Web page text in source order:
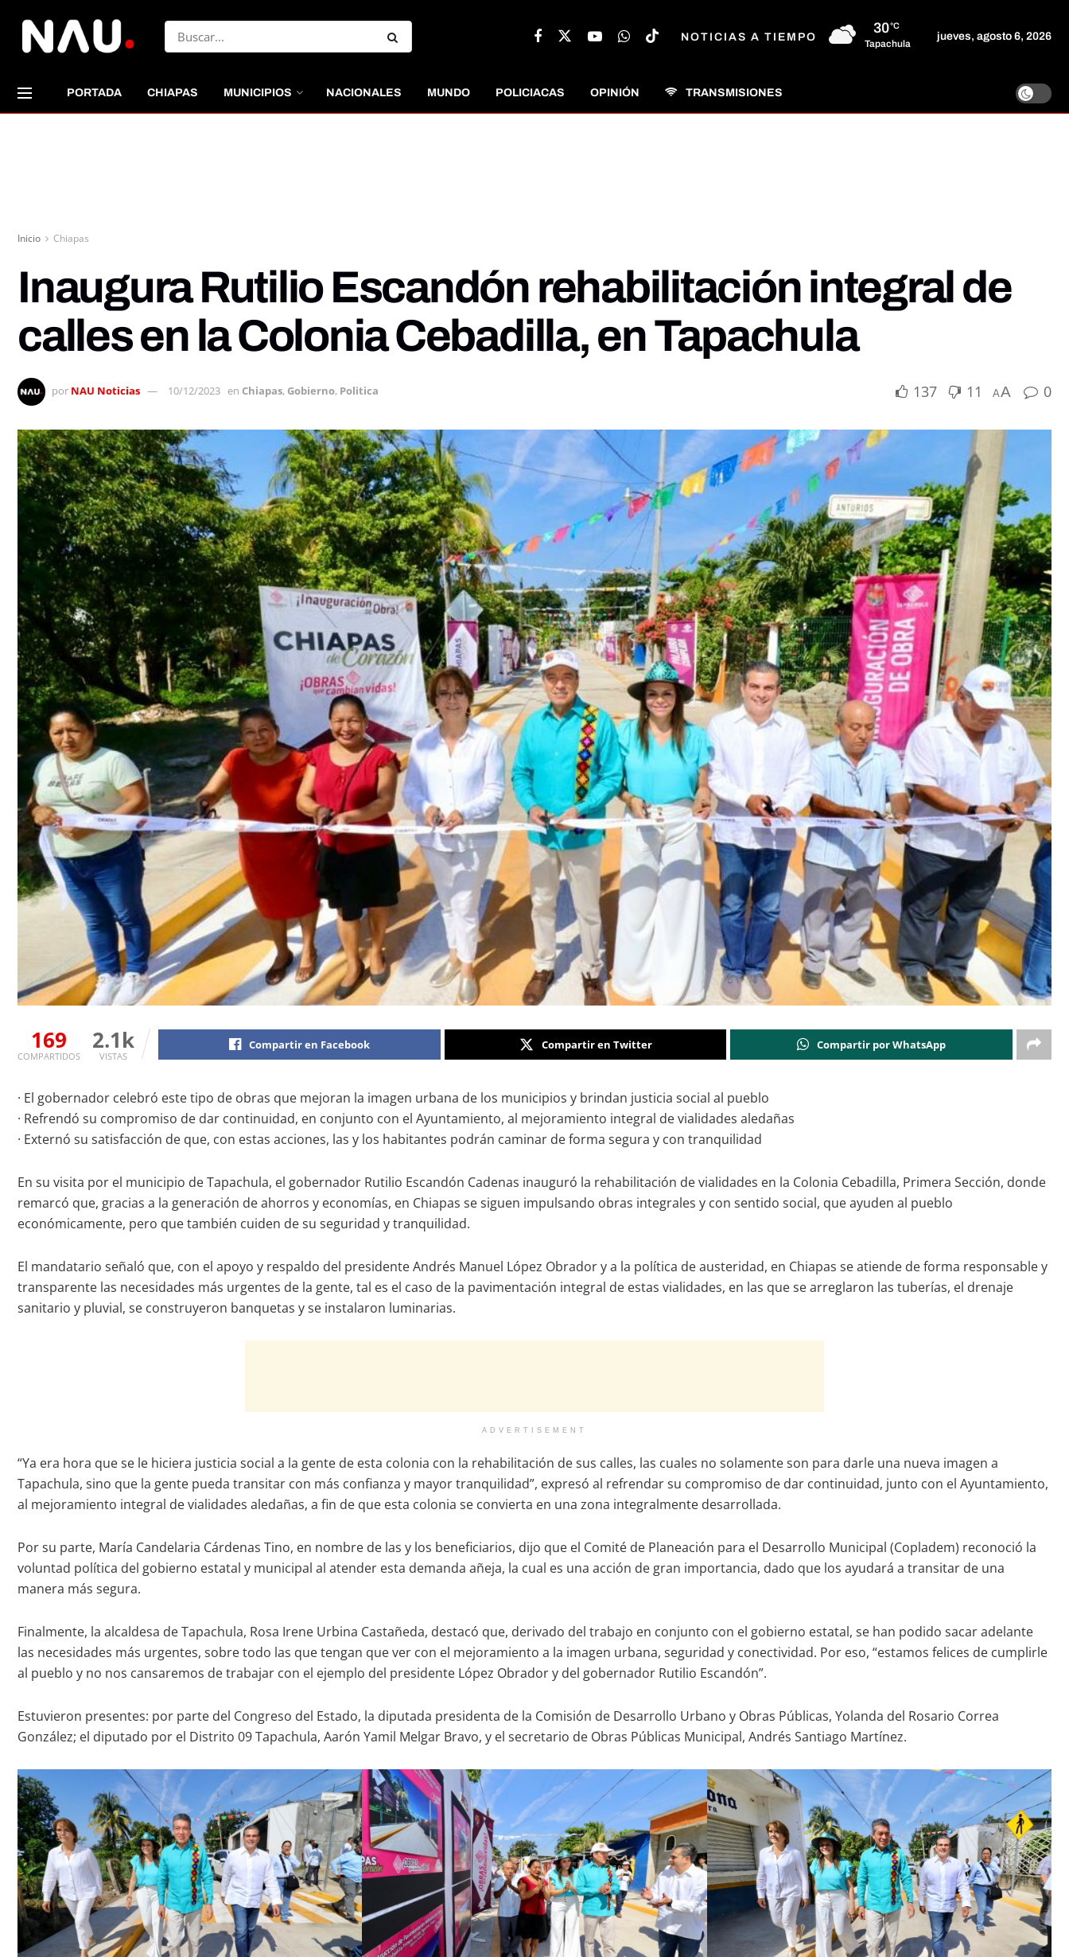
NOTICIAS A TIEMPO
30°C
Tapachula
jueves, agosto 6, 2026
PORTADA CHIAPAS MUNICIPIOS NACIONALES MUNDO POLICIACAS OPINIÓN TRANSMISIONES
Inicio Chiapas
Inaugura Rutilio Escandón rehabilitación integral de
calles en la Colonia Cebadilla, en Tapachula
por NAU Noticias 10/12/2023 en Chiapas, Gobierno, Politica 137 11 AA 0
169
COMPARTIDOS
2.1k
VISTAS
Compartir en Facebook Compartir en Twitter Compartir por WhatsApp
· El gobernador celebró este tipo de obras que mejoran la imagen urbana de los municipios y brindan justicia social al pueblo
· Refrendó su compromiso de dar continuidad, en conjunto con el Ayuntamiento, al mejoramiento integral de vialidades aledañas
· Externó su satisfacción de que, con estas acciones, las y los habitantes podrán caminar de forma segura y con tranquilidad
En su visita por el municipio de Tapachula, el gobernador Rutilio Escandón Cadenas inauguró la rehabilitación de vialidades en la Colonia Cebadilla, Primera Sección, donde
remarcó que, gracias a la generación de ahorros y economías, en Chiapas se siguen impulsando obras integrales y con sentido social, que ayuden al pueblo
económicamente, pero que también cuiden de su seguridad y tranquilidad.
El mandatario señaló que, con el apoyo y respaldo del presidente Andrés Manuel López Obrador y a la política de austeridad, en Chiapas se atiende de forma responsable y
transparente las necesidades más urgentes de la gente, tal es el caso de la pavimentación integral de estas vialidades, en las que se arreglaron las tuberías, el drenaje
sanitario y pluvial, se construyeron banquetas y se instalaron luminarias.
ADVERTISEMENT
“Ya era hora que se le hiciera justicia social a la gente de esta colonia con la rehabilitación de sus calles, las cuales no solamente son para darle una nueva imagen a
Tapachula, sino que la gente pueda transitar con más confianza y mayor tranquilidad”, expresó al refrendar su compromiso de dar continuidad, junto con el Ayuntamiento,
al mejoramiento integral de vialidades aledañas, a fin de que esta colonia se convierta en una zona integralmente desarrollada.
Por su parte, María Candelaria Cárdenas Tino, en nombre de las y los beneficiarios, dijo que el Comité de Planeación para el Desarrollo Municipal (Copladem) reconoció la
voluntad política del gobierno estatal y municipal al atender esta demanda añeja, la cual es una acción de gran importancia, dado que los ayudará a transitar de una
manera más segura.
Finalmente, la alcaldesa de Tapachula, Rosa Irene Urbina Castañeda, destacó que, derivado del trabajo en conjunto con el gobierno estatal, se han podido sacar adelante
las necesidades más urgentes, sobre todo las que tengan que ver con el mejoramiento a la imagen urbana, seguridad y conectividad. Por eso, “estamos felices de cumplirle
al pueblo y no nos cansaremos de trabajar con el ejemplo del presidente López Obrador y del gobernador Rutilio Escandón”.
Estuvieron presentes: por parte del Congreso del Estado, la diputada presidenta de la Comisión de Desarrollo Urbano y Obras Públicas, Yolanda del Rosario Correa
González; el diputado por el Distrito 09 Tapachula, Aarón Yamil Melgar Bravo, y el secretario de Obras Públicas Municipal, Andrés Santiago Martínez.